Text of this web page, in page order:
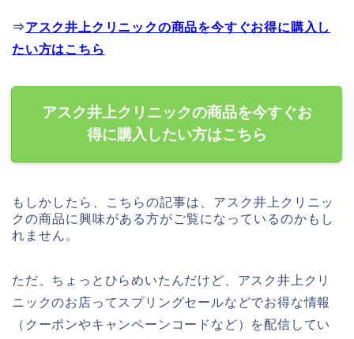
⇒アスク井上クリニックの商品を今すぐお得に購入し
たい方はこちら
アスク井上クリニックの商品を今すぐお
得に購入したい方はこちら
もしかしたら、こちらの記事は、アスク井上クリニッ
クの商品に興味がある方がご覧になっているのかもし
れません。
ただ、ちょっとひらめいたんだけど、アスク井上クリ
ニックのお店ってスプリングセールなどでお得な情報
（クーポンやキャンペーンコードなど）を配信してい